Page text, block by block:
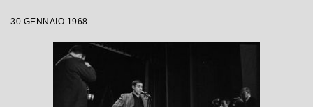
30 GENNAIO 1968